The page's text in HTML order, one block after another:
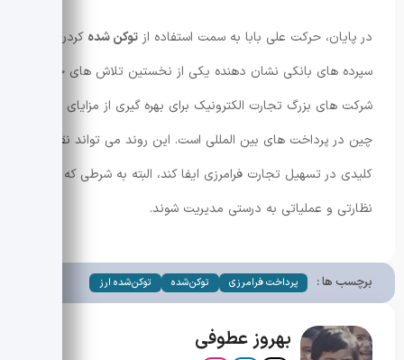
در پایان، حرکت علی بابا به سمت استفاده از توکن شده کردن
سپرده های بانکی نشان دهنده یکی از نخستین تلاش های جهانی
شرکت های بزرگ تجارت الکترونیک برای بهره گیری از مزایای بلاک
چین در پرداخت های بین المللی است. این روند می تواند نقشی
کلیدی در تسهیل تجارت فرامرزی ایفا کند، البته به شرطی که موانع
نظارتی و عملیاتی به درستی مدیریت شوند.
برچسب ها : پرداخت فرامرزی توکن‌شده توکن‌شده ارز
بهروز عطوفی